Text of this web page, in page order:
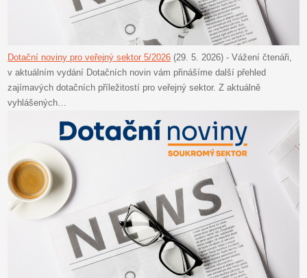
Dotační noviny pro veřejný sektor 5/2026 (29. 5. 2026) - Vážení čtenáři,
v aktuálním vydání Dotačních novin vám přinášíme další přehled
zajímavých dotačních příležitostí pro veřejný sektor. Z aktuálně
vyhlášených…